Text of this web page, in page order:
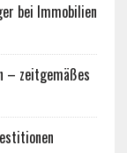
bei Immobilien
– zeitgemäßes